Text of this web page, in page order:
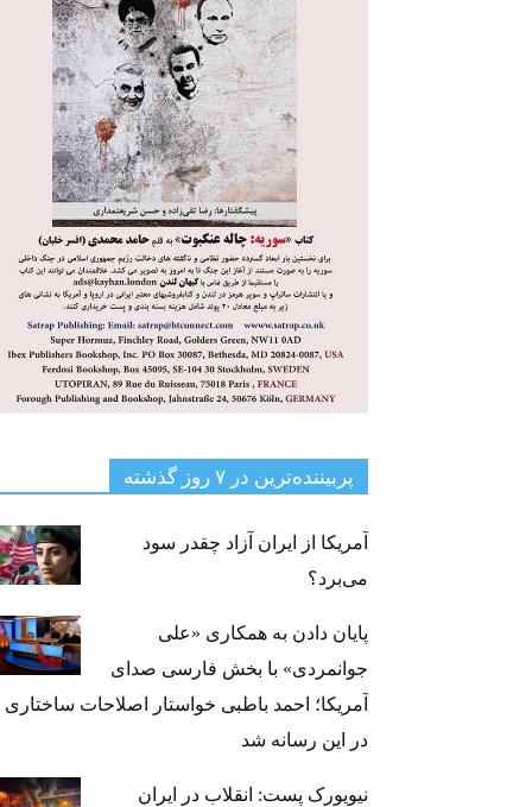
پربیننده‌ترین‌ در ۷ روز گذشته
آمریکا از ایران آزاد چقدر سود
می‌برد؟
پایان دادن به همکاری «علی
جوانمردی» با بخش فارسی صدای
آمریکا؛ احمد باطبی خواستار اصلاحات ساختاری
در این رسانه شد
نیویورک پست: انقلاب در ایران